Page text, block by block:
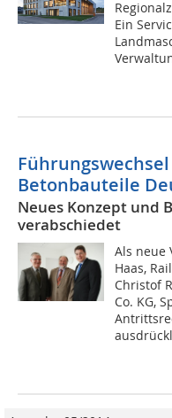
Ein
Betonbauteile
Neues Konzept und
verabschiedet
Als neue
Haas,
Christof
Co. KG,